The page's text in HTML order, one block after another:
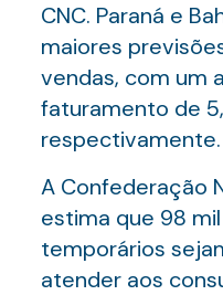
CNC. Paraná e
maiores
vendas, com um
faturamento de
respectivamente.
A Confederação
estima que 98
temporários
atender aos